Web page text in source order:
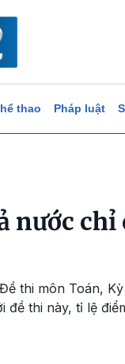
thao Pháp luật
nước chỉ
thi môn Toán,
đề thi này, tỉ lệ